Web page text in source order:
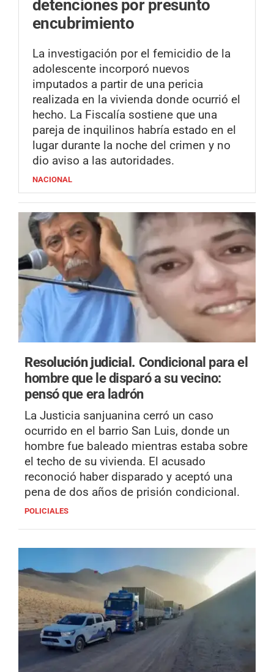
detenciones por presunto
encubrimiento
La investigación por el femicidio de la
adolescente incorporó nuevos
imputados a partir de una pericia
realizada en la vivienda donde ocurrió el
hecho. La Fiscalía sostiene que una
pareja de inquilinos habría estado en el
lugar durante la noche del crimen y no
dio aviso a las autoridades.
NACIONAL
Resolución judicial. Condicional para el
hombre que le disparó a su vecino:
pensó que era ladrón
La Justicia sanjuanina cerró un caso
ocurrido en el barrio San Luis, donde un
hombre fue baleado mientras estaba sobre
el techo de su vivienda. El acusado
reconoció haber disparado y aceptó una
pena de dos años de prisión condicional.
POLICIALES